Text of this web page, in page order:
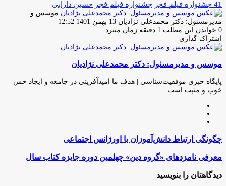
41 جشنواره فیلم فجر جشنواره فیلم فجر حسین دارابی
موسس و
مدیرمسئول: دکتر محمدعلی نژادیان ارسال
ایمیل
13 بهمن 1401 12:52
0 خواندن این مطلب 1 دقیقه زمان میبرد
اشتراک گذاری
فیس
توئیتر
لینکدین
واتس
تلگرام
اشتراک
از
ایمیل
چاپ
موسس و مدیرمسئول: دکتر محمدعلی نژادیان
پایگاه خبری موفقیت‌شناسی | هدف ما امیدآفرینی در جامعه و ایجاد حس
خوب و مثبت است.
چگونگی
ارتباط
دانش‌آموزان
با
اورژانس
اجتماعی
چگونگی ارتباط دانش‌آموزان با اورژانس اجتماعی
معرفی
«گروه
معرفی نامزدهای «گروه دین» چهلمین دوره جایزه کتاب سال
دیدگاهتان را بنویسید